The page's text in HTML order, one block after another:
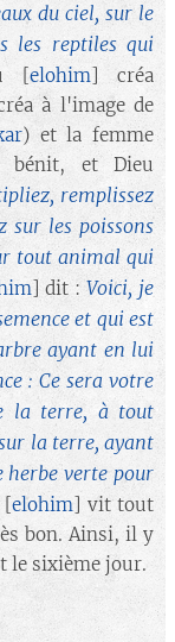
du ciel, sur le
les reptiles qui
[elohim] créa
à l'image de
) et la femme
bénit, et Dieu
remplissez
sur les poissons
tout animal qui
] dit : Voici, je
et qui est
ayant en lui
: Ce sera votre
la terre, à tout
la terre, ayant
herbe verte pour
[elohim] vit tout
bon. Ainsi, il y
le sixième jour.